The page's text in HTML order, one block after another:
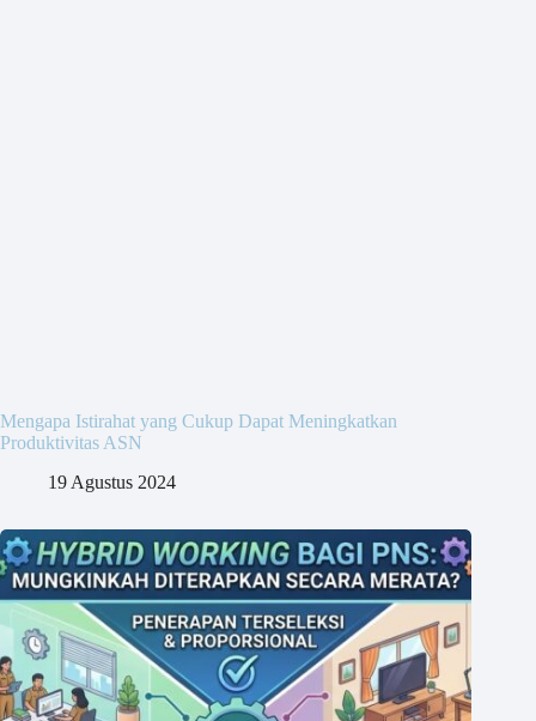
Mengapa Istirahat yang Cukup Dapat Meningkatkan
Produktivitas ASN
19 Agustus 2024